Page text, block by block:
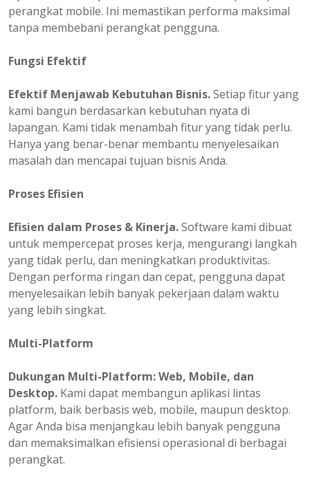
perangkat mobile. Ini memastikan performa maksimal
tanpa membebani perangkat pengguna.
Fungsi Efektif
Efektif Menjawab Kebutuhan Bisnis.Setiap fitur yang
kami bangun berdasarkan kebutuhan nyata di
lapangan. Kami tidak menambah fitur yang tidak perlu.
Hanya yang benar-benar membantu menyelesaikan
masalah dan mencapai tujuan bisnis Anda.
Proses Efisien
Efisien dalam Proses & Kinerja.Software kami dibuat
untuk mempercepat proses kerja, mengurangi langkah
yang tidak perlu, dan meningkatkan produktivitas.
Dengan performa ringan dan cepat, pengguna dapat
menyelesaikan lebih banyak pekerjaan dalam waktu
yang lebih singkat.
Multi-Platform
Dukungan Multi-Platform: Web, Mobile, dan
Desktop. Kami dapat membangun aplikasi lintas
platform, baik berbasis web, mobile, maupun desktop.
Agar Anda bisa menjangkau lebih banyak pengguna
dan memaksimalkan efisiensi operasional di berbagai
perangkat.